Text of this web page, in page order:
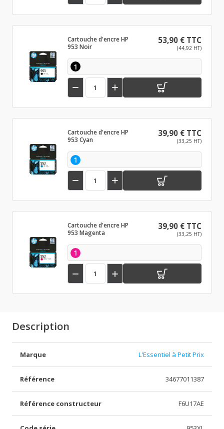
Cartouche d'encre HP
953 Noir
53,90 € TTC
(44,92 HT)
1
 
Cartouche d'encre HP
953 Cyan
39,90 € TTC
(33,25 HT)
1
 
Cartouche d'encre HP
953 Magenta
39,90 € TTC
(33,25 HT)
1
 
Description
Marque L'Essentiel à Petit Prix
Référence 34677011387
Référence constructeur F6U17AE